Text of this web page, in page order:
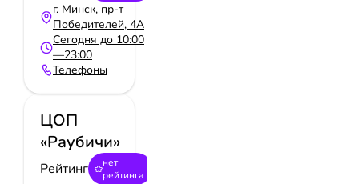
г. Минск, пр-т
Победителей, 4А
Сегодня до 10:00
—23:00
Телефоны
ЦОП
«Раубичи»
Рейтинг
нет
рейтинга